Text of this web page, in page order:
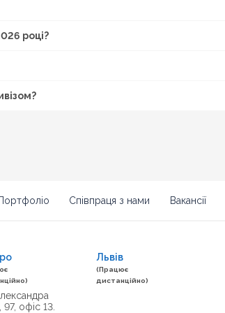
році?
Співпраця з нами Вакансії
97, офіс 13.
Львів
(Працює
дистанційно)